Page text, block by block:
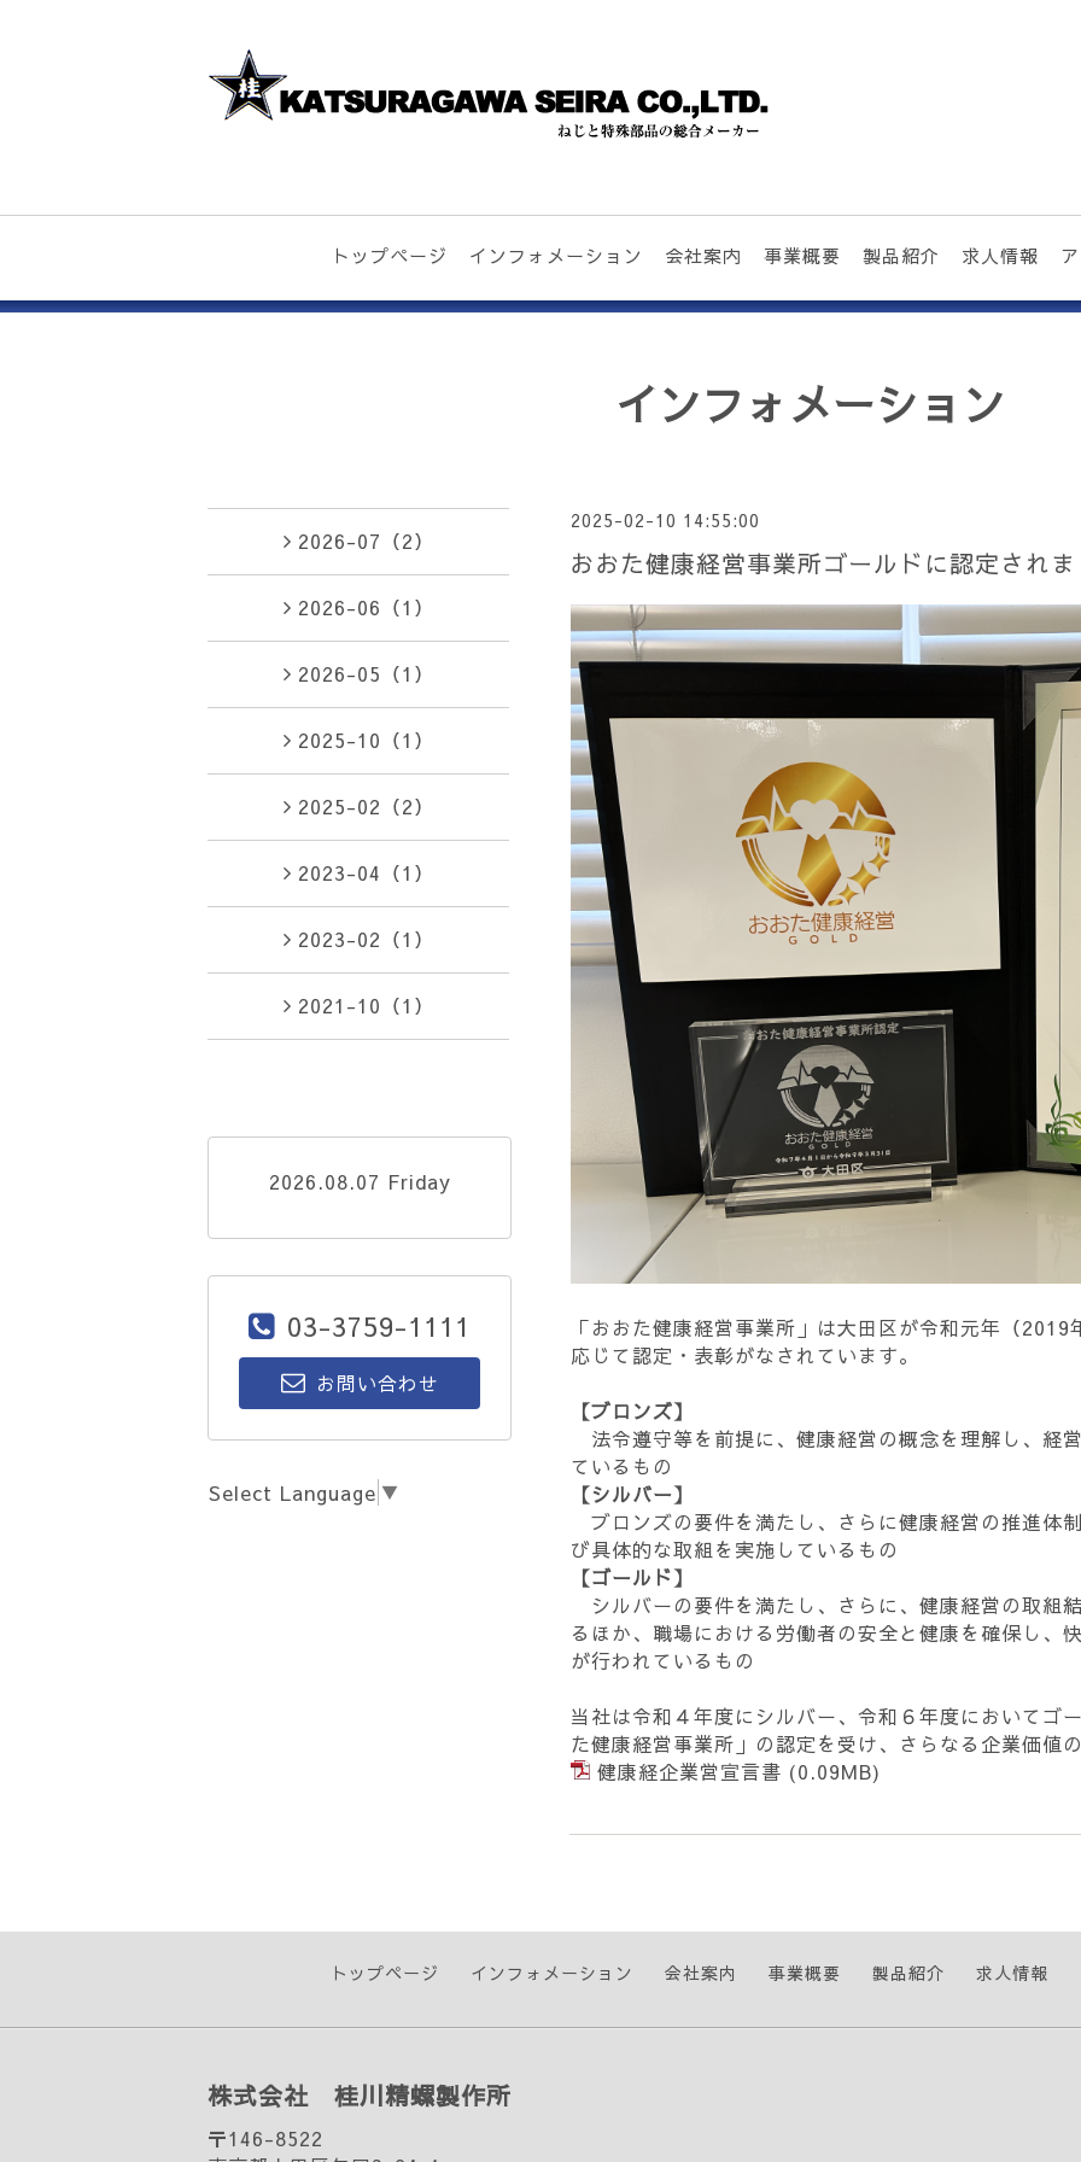
トップページ インフォメーション 会社案内 事業概要 製品紹介 求人情報
インフォメーション
2025-02-10 14:55:00
おおた健康経営事業所ゴールドに認定され
「おおた健康経営事業所」は大田区が令和元年（
応じて認定・表彰がなされています。
【ブロンズ】
法令遵守等を前提に、健康経営の概念を理解し、経
ているもの
【シルバー】
ブロンズの要件を満たし、さらに健康経営の推進体
び具体的な取組を実施しているもの
【ゴールド】
シルバーの要件を満たし、さらに、健康経営の取組
るほか、職場における労働者の安全と健康を確保し、
が行われているもの
当社は令和４年度にシルバー、令和６年度においてゴ
た健康経営事業所」の認定を受け、 さらなる企業価値
健康経企業営宣言書 (0.09MB)
2026-07（2）
2026-06（1）
2026-05（1）
2025-10（1）
2025-02（2）
2023-04（1）
2023-02（1）
2021-10（1）
2026.08.07 Friday
03-3759-1111
お問い合わせ
Select Language ▼
トップページ インフォメーション 会社案内 事業概要 製品紹介 求人情報
株式会社 桂川精螺製作所
〒146-8522